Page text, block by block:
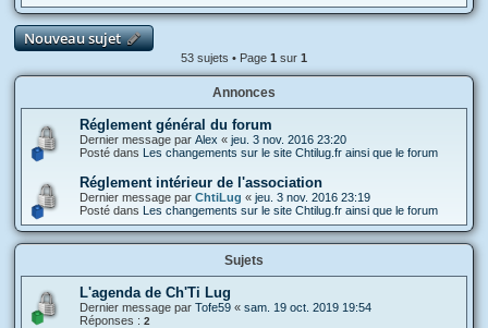
Nouveau sujet
53 sujets • Page 1 sur 1
Annonces
Réglement général du forum
Dernier message par Alex « jeu. 3 nov. 2016 23:20
Posté dans Les changements sur le site Chtilug.fr ainsi que le forum
Réglement intérieur de l'association
Dernier message par ChtiLug « jeu. 3 nov. 2016 23:19
Posté dans Les changements sur le site Chtilug.fr ainsi que le forum
Sujets
L'agenda de Ch'Ti Lug
Dernier message par Tofe59 « sam. 19 oct. 2019 19:54
Réponses : 2